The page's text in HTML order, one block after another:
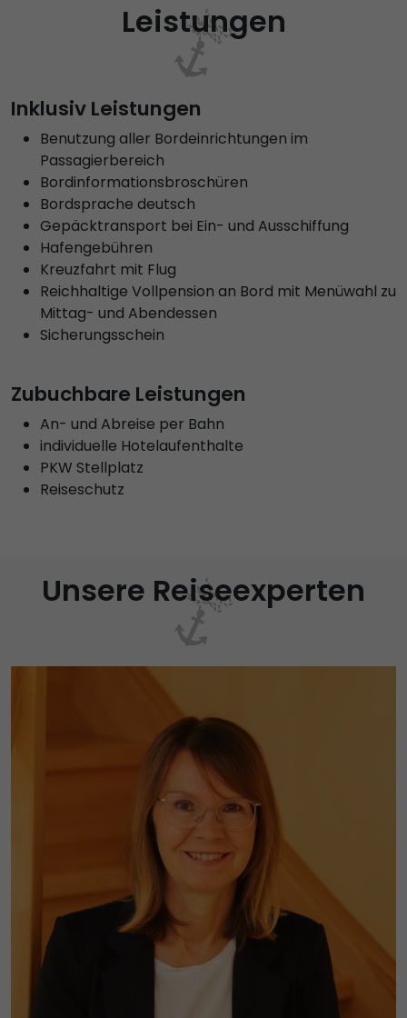
Leistungen
Inklusiv Leistungen
Benutzung aller Bordeinrichtungen im
Passagierbereich
Bordinformationsbroschüren
Bordsprache deutsch
Gepäcktransport bei Ein- und Ausschiffung
Hafengebühren
Kreuzfahrt mit Flug
Reichhaltige Vollpension an Bord mit Menüwahl zu
Mittag- und Abendessen
Sicherungsschein
Zubuchbare Leistungen
An- und Abreise per Bahn
individuelle Hotelaufenthalte
PKW Stellplatz
Reiseschutz
Unsere Reiseexperten